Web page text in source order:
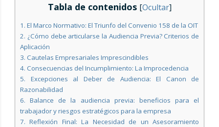
Tabla de contenidos [Ocultar]
1. El Marco Normativo: El Triunfo del Convenio 158 de la OIT
2. ¿Cómo debe articularse la Audiencia Previa? Criterios de
Aplicación
3. Cautelas Empresariales Imprescindibles
4. Consecuencias del Incumplimiento: La Improcedencia
5. Excepciones al Deber de Audiencia: El Canon de
Razonabilidad
6. Balance de la audiencia previa: beneficios para el
trabajador y riesgos estratégicos para la empresa
7. Reflexión Final: La Necesidad de un Asesoramiento